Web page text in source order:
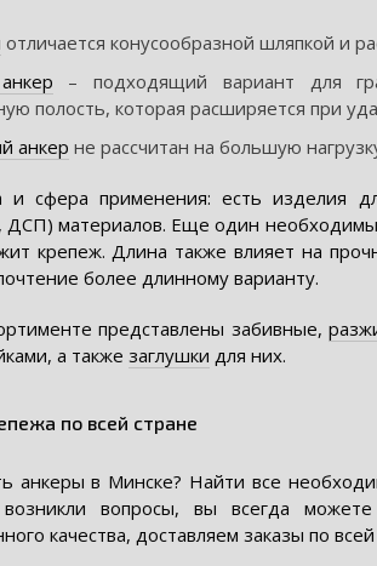
отличается конусообразной шляпкой и
– подходящий вариант для
полость, которая расширяется при
анкер не рассчитан на большую
и сфера применения: есть изделия
ДСП) материалов. Еще один
крепеж. Длина также влияет на
более длинному варианту.
представлены забивные,
а также заглушки для них.
по всей стране
анкеры в Минске? Найти все
вопросы, вы всегда
качества, доставляем заказы по